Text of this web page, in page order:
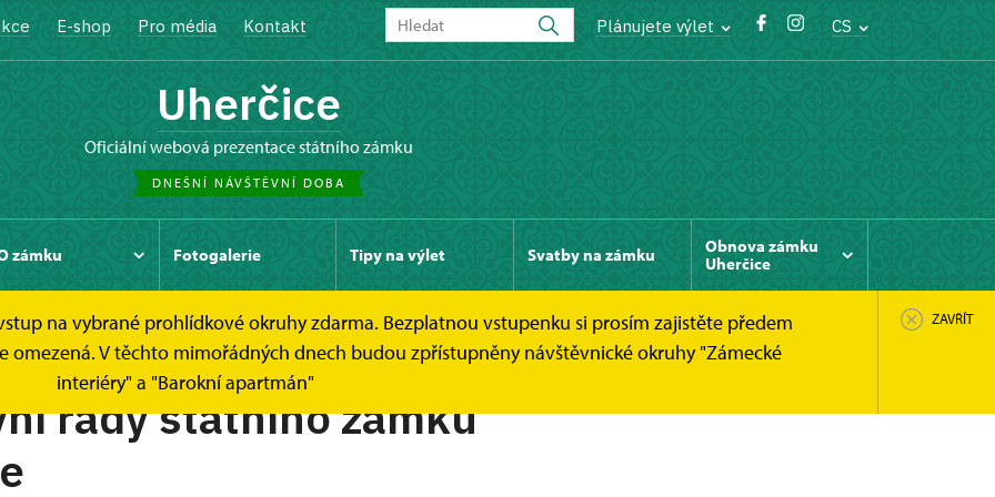
E-shop Pro média Kontakt Plánujete výlet CS
Uherčice
oficiální webová prezentace státního zámku
DNEŠNÍ NÁVŠTĚVNÍ DOBA
zámku Fotogalerie Tipy na výlet Svatby na zámku
Obnova zámku
Uherčice
na vybrané prohlídkové okruhy zdarma. Bezplatnou vstupenku si prosím zajistěte předem
V těchto mimořádných dnech budou zpřístupněny návštěvnické okruhy "Zámecké
interiéry" a "Barokní apartmán"
ZAVŘÍT
Návštěvní řád
řády státního zámku